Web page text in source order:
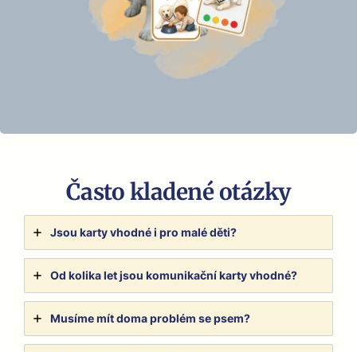
Často kladené otázky
Jsou kar­ty vhod­né i pro malé děti?
Od koli­ka let jsou komu­nikační kar­ty vhod­né?
Musíme mít doma prob­lém se psem?